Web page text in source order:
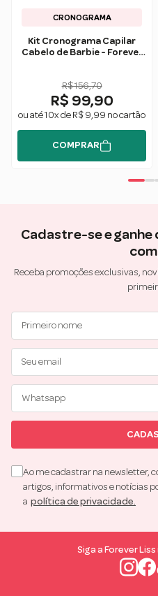
CRONOGRAMA
Kit Cronograma Capilar
Cabelo de Barbie - Forever
R$ 156,70
R$ 99,90
ou até 10x de R$ 9,99 no cartão
COMPRAR
Cadastre-se e
Receba promoções exclusivas,
Ao me cadastrar na newsletter,
artigos, informativos e notícias
a política de privacidade.
Siga a Forever